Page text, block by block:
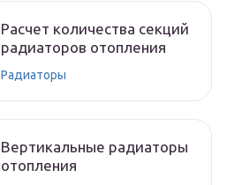
Расчет количества секций
радиаторов отопления
Радиаторы
Вертикальные радиаторы
отопления